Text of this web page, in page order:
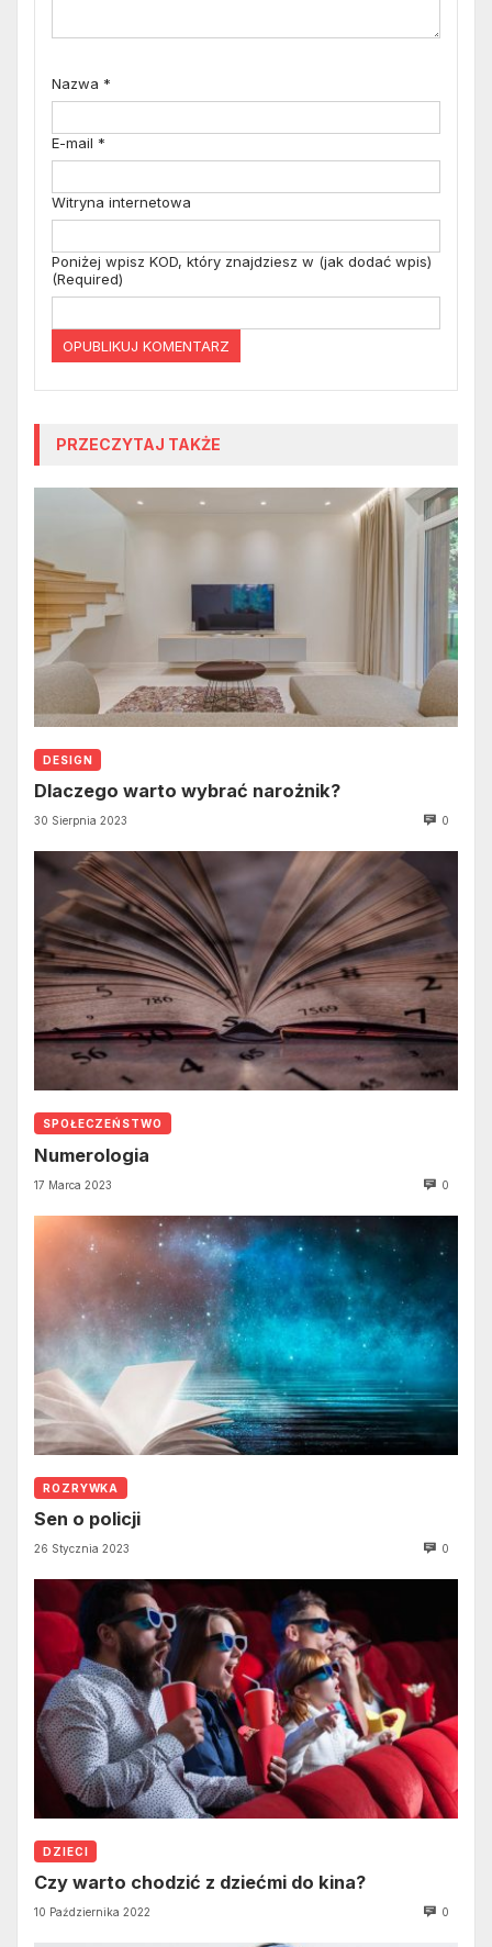
Nazwa *
E-mail *
Witryna internetowa
Poniżej wpisz KOD, który znajdziesz w (jak dodać wpis)
(Required)
PRZECZYTAJ TAKŻE
DESIGN
Dlaczego warto wybrać narożnik?
30 Sierpnia 2023 0
SPOŁECZEŃSTWO
Numerologia
17 Marca 2023 0
ROZRYWKA
Sen o policji
26 Stycznia 2023 0
DZIECI
Czy warto chodzić z dziećmi do kina?
10 Października 2022 0